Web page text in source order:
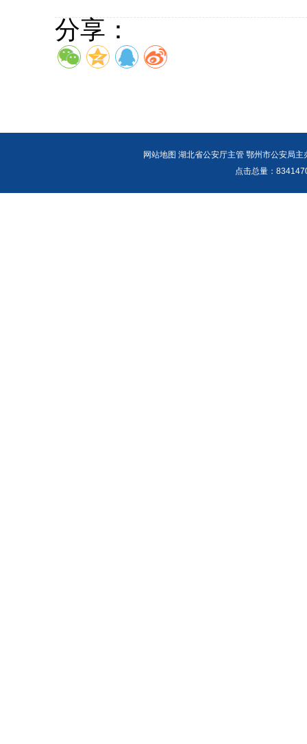
分享：
网站地图 湖北省公安厅主管 鄂州市公安局
点击总量：